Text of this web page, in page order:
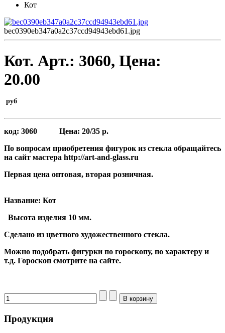
Кот
bec0390eb347a0a2c37ccd94943ebd61.jpg
Кот. Арт.: 3060, Цена:
20.00
руб
код: 3060 Цена: 20/35 р.
По вопросам приобретения фигурок из стекла обращайтесь
на сайт мастера http://art-and-glass.ru
Первая цена оптовая, вторая розничная.
Название: Кот
Высота изделия 10 мм.
Сделано из цветного художественного стекла.
Можно подобрать фигурки по гороскопу, по характеру и
т.д. Гороскоп смотрите на сайте.
Продукция